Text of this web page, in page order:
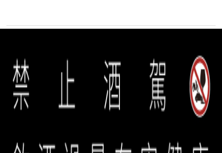
誠品生活餐旅事業群 copyright © 2026 eslite spectrum all rights